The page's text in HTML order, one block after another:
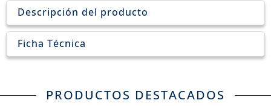
Descripción del producto
Ficha Técnica
PRODUCTOS DESTACADOS